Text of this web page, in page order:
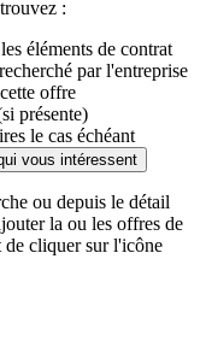
:
éléments de contrat
par l'entreprise
offre
présente)
le cas échéant
vous intéressent
ou depuis le détail
la ou les offres de
cliquer sur l'icône